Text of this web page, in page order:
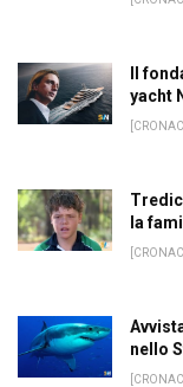
Il
yacht
la
nello